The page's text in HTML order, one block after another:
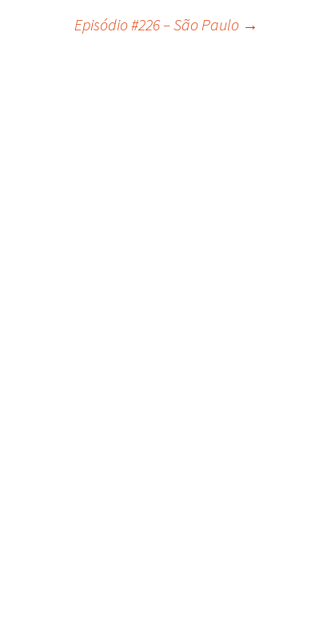
Episódio #226 – São Paulo →